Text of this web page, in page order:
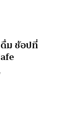
ม ช้อปที่